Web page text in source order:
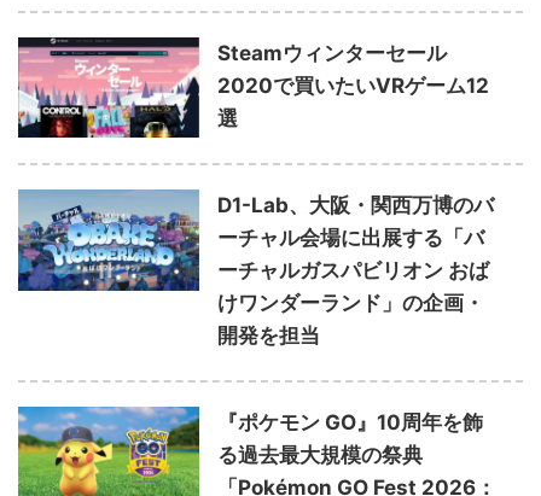
Steamウィンターセール
2020で買いたいVRゲーム12
選
D1-Lab、大阪・関西万博のバ
ーチャル会場に出展する「バ
ーチャルガスパビリオン おば
けワンダーランド」の企画・
開発を担当
『ポケモン GO』10周年を飾
る過去最大規模の祭典
「Pokémon GO Fest 2026：